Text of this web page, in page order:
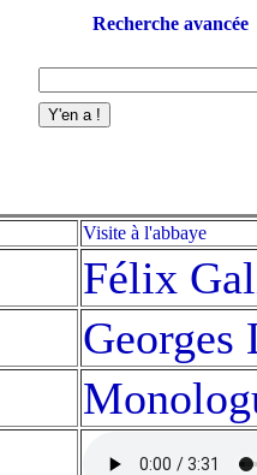
Recherche avancée
Visite à l'abbaye
Félix
Georges